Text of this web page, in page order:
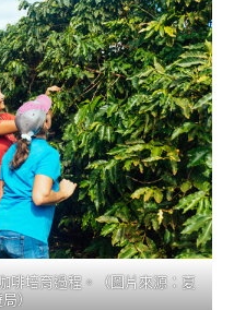
啡培育過程。（圖片來源：夏
）